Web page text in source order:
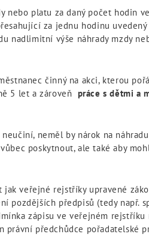
nebo platu za daný počet hodin
za jednu hodinu
nadlimitní výše náhrady mzdy
činný na akci, kterou
5 let a zároveň práce s dětmi a
neměl by nárok na
poskytnout, ale také aby
veřejné rejstříky upravené
pozdějších předpisů (tedy např.
zápisu ve veřejném
předchůdce pořadatelské